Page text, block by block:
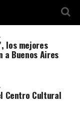
los mejores
Buenos Aires
Centro Cultural